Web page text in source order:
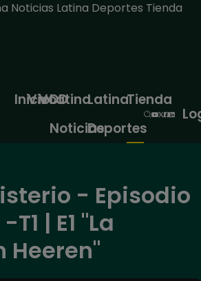
Noticias Latina Deportes Tienda
Inicio
Vivo
VOD
Latina
Noticias
Latina
Deportes
Tienda
- Episodio
| E1 "La
Heeren"